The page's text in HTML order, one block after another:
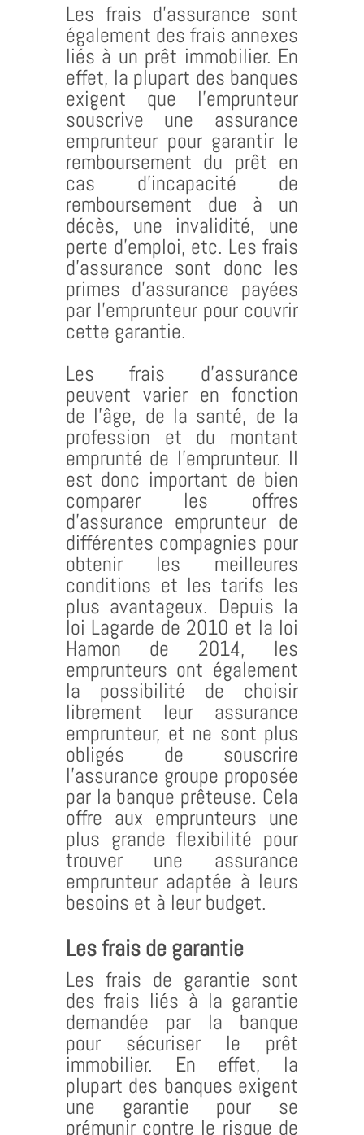
Les frais d’assurance sont
également des frais annexes
liés à un prêt immobilier. En
effet, la plupart des banques
exigent que l’emprunteur
souscrive une assurance
emprunteur pour garantir le
remboursement du prêt en
cas d’incapacité de
remboursement due à un
décès, une invalidité, une
perte d’emploi, etc. Les frais
d’assurance sont donc les
primes d’assurance payées
par l’emprunteur pour couvrir
cette garantie.
Les frais d’assurance
peuvent varier en fonction
de l’âge, de la santé, de la
profession et du montant
emprunté de l’emprunteur. Il
est donc important de bien
comparer les offres
d’assurance emprunteur de
différentes compagnies pour
obtenir les meilleures
conditions et les tarifs les
plus avantageux. Depuis la
loi Lagarde de 2010 et la loi
Hamon de 2014, les
emprunteurs ont également
la possibilité de choisir
librement leur assurance
emprunteur, et ne sont plus
obligés de souscrire
l’assurance groupe proposée
par la banque prêteuse. Cela
offre aux emprunteurs une
plus grande flexibilité pour
trouver une assurance
emprunteur adaptée à leurs
besoins et à leur budget.
Les frais de garantie
Les frais de garantie sont
des frais liés à la garantie
demandée par la banque
pour sécuriser le prêt
immobilier. En effet, la
plupart des banques exigent
une garantie pour se
prémunir contre le risque de